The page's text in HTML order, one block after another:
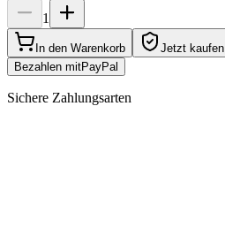
1
In den Warenkorb
Jetzt kaufen
Bezahlen mitPayPal
Sichere Zahlungsarten